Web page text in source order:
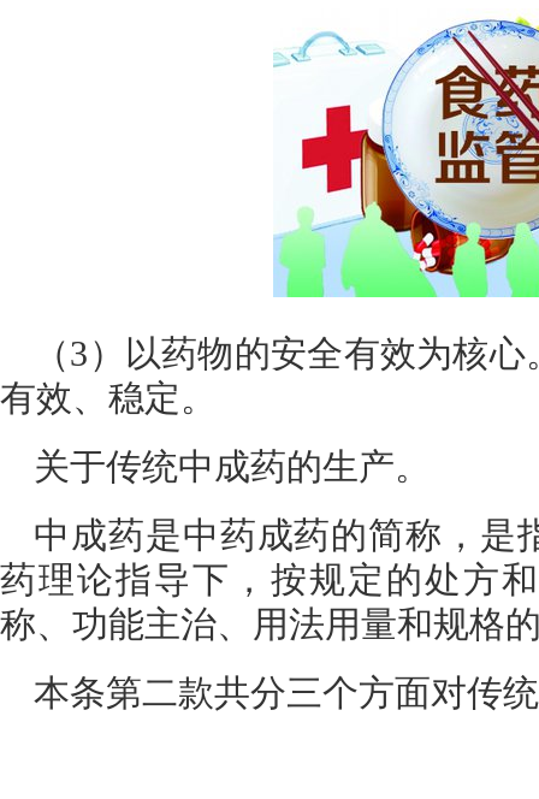
（3）以药物的安全有效为核
有效、稳定。
关于传统中成药的生产。
中成药是中药成药的简称，是
药理论指导下，按规定的处方
称、功能主治、用法用量和规格
本条第二款共分三个方面对传